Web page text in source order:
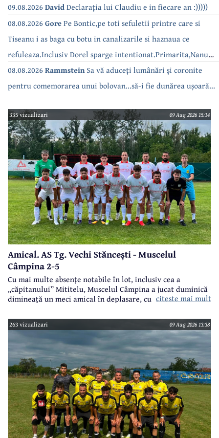
09.08.2026 DavidDeclarația lui Claudiu e in fiecare an :)))))
08.08.2026 GorePe Bontic,pe toti sefuletii printre care si
Tiseanu i as baga cu botu in canalizarile si haznaua ce
refuleaza.Inclusiv Dorel sparge intentionat.Primarita,Nanu
bea apa de la robinet.Asta as intreba o si pe Izabel Mitrea
08.08.2026 RammsteinSa vă aduceți lumânări și coronite
pentru comemorarea unui bolovan...să-i fie dunărea ușoară...
335 vizualizari 09 Aug 2026 15:14
Amical. AS Tg. Vechi Stăncești - Muscelul
Câmpina 2-5
Cu mai multe absențe notabile în lot, inclusiv cea a
„căpitanului” Mititelu, Muscelul Câmpina a jucat duminică
dimineață un meci amical în deplasare, cu formația AS Tg.
citeste mai mult
263 vizualizari 09 Aug 2026 13:38